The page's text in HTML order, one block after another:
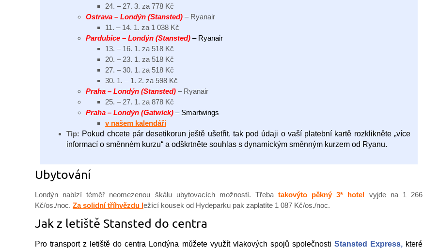
24. – 27. 3. za 778 Kč
Ostrava – Londýn (Stansted) – Ryanair
11. – 14. 1. za 1 038 Kč
Pardubice – Londýn (Stansted) – Ryanair
13. – 16. 1. za 518 Kč
20. – 23. 1. za 518 Kč
27. – 30. 1. za 518 Kč
30. 1. – 1. 2. za 598 Kč
Praha – Londýn (Stansted) – Ryanair
25. – 27. 1. za 878 Kč
Praha – Londýn (Gatwick) – Smartwings
v našem kalendáři
Tip: Pokud chcete pár desetikorun ještě ušetřit, tak pod údaji o vaší platební kartě rozklikněte „více
informací o směnném kurzu“ a odškrtněte souhlas s dynamickým směnným kurzem od Ryanu.
Ubytování
Londýn nabízí téměř neomezenou škálu ubytovacích možností. Třebatakovýto pěkný 3* hotel vyjde na 1 266
Kč/os./noc. Za solidní tříhvězdu ležící kousek od Hydeparku pak zaplatíte 1 087 Kč/os./noc.
Jak z letiště Stansted do centra
Pro transport z letiště do centra Londýna můžete využít vlakových spojů společnosti Stansted Express, které